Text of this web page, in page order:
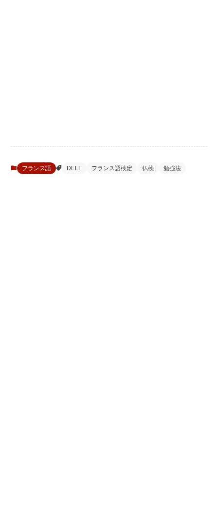
フランス語 DELF フランス語検定 仏検 勉強法